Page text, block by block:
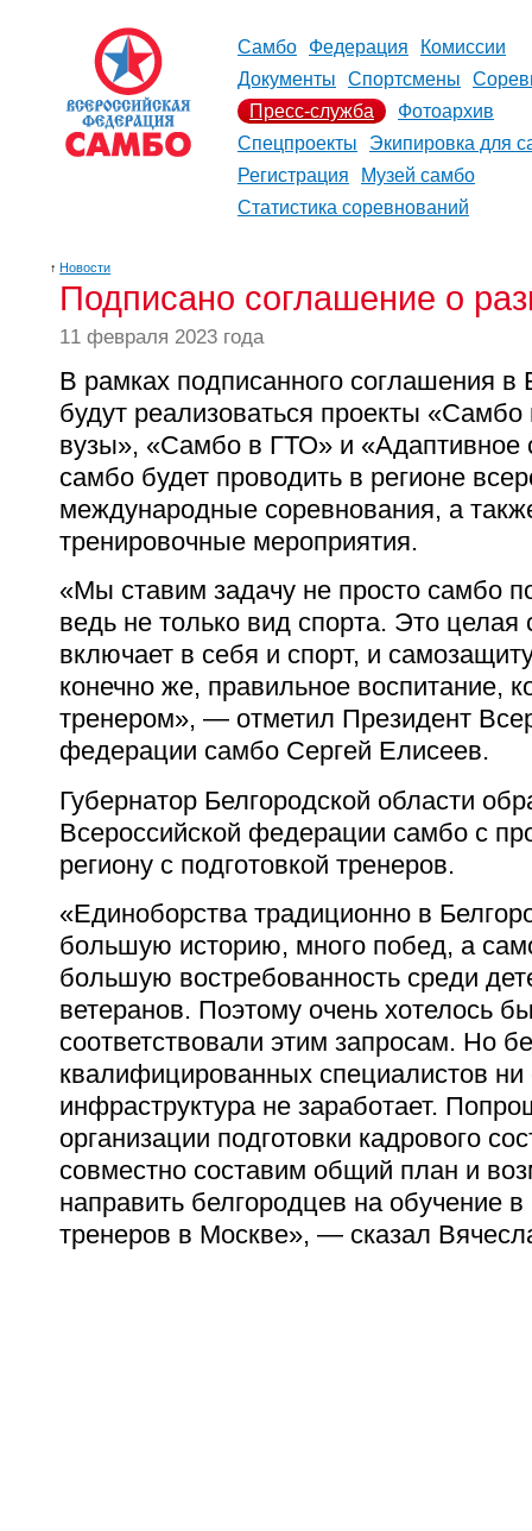
Самбо Федерация
Комиссии
Документы
Спортсмены
Пресс-служба
Фотоархив
Спецпроекты
Экипировка для
Регистрация
Музей самбо
Статистика соревнований
↑ Новости
Подписано соглашение о
11 февраля 2023 года
В рамках подписанного соглашения в
будут реализоваться проекты
вузы», «Самбо в ГТО» и
самбо будет проводить в регионе
международные соревнования, а
тренировочные мероприятия.
«Мы ставим задачу не просто самбо
ведь не только вид спорта. Это целая
включает в себя и спорт, и
конечно же, правильное воспитание,
тренером», — отметил Президент
федерации самбо Сергей Елисеев.
Губернатор Белгородской области
Всероссийской федерации самбо с
региону с подготовкой тренеров.
«Единоборства традиционно в
большую историю, много побед, а
большую востребованность среди
ветеранов. Поэтому очень хотелось
соответствовали этим запросам. Но
квалифицированных специалистов ни
инфраструктура не заработает.
организации подготовки кадрового
совместно составим общий план и
направить белгородцев на обучение
тренеров в Москве», — сказал